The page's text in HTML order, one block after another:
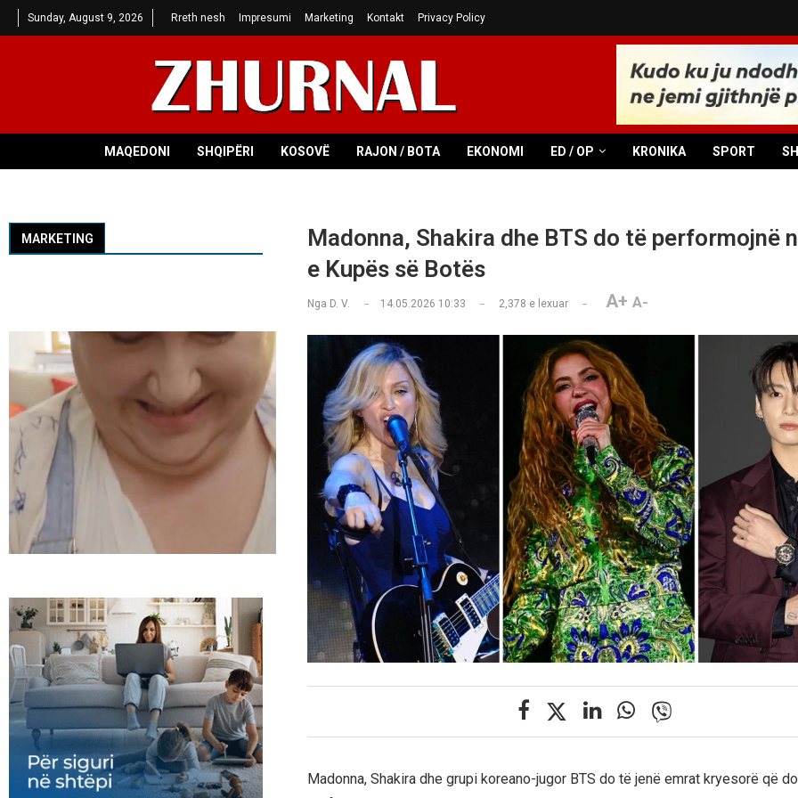
Sunday, August 9, 2026 Rreth nesh Impresumi Marketing Kontakt Privacy Policy
MAQEDONI SHQIPËRI KOSOVË RAJON / BOTA EKONOMI ED / OP KRONIKA SPORT
Madonna, Shakira dhe BTS do të performojnë
e Kupës së Botës
Nga D. V. 14.05.2026 10:33 2,378 e lexuar A+ A-
Madonna, Shakira dhe grupi koreano-jugor BTS do të jenë emrat kryesorë që
MARKETING